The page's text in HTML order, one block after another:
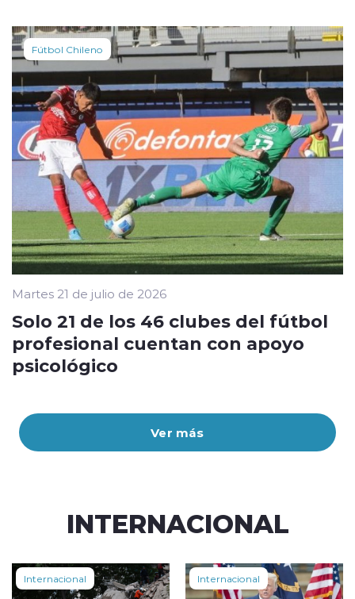
Ver más
Fútbol Chileno
Martes 21 de julio de 2026
Solo 21 de los 46 clubes del fútbol
profesional cuentan con apoyo
psicológico
INTERNACIONAL
Internacional Internacional